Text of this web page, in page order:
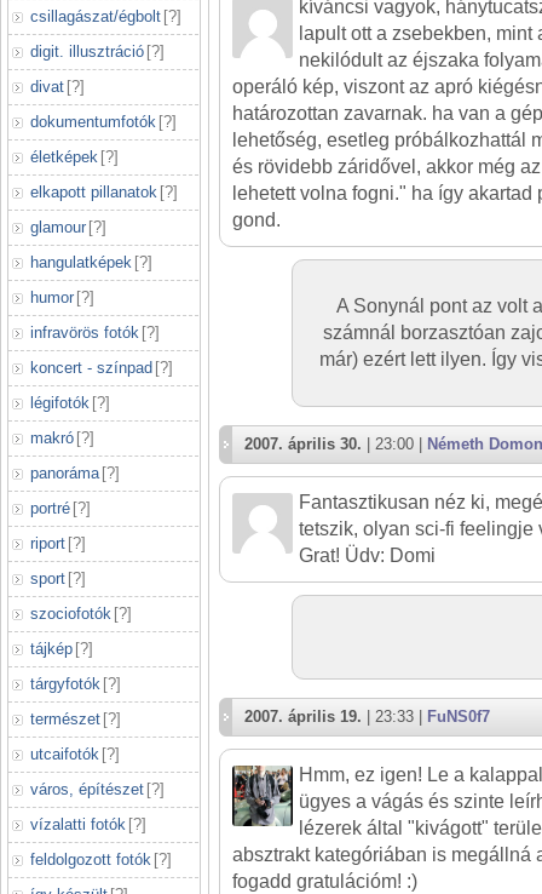
csillagászat/égbolt [?]
digit. illusztráció [?]
divat [?]
dokumentumfotók [?]
életképek [?]
elkapott pillanatok [?]
glamour [?]
hangulatképek [?]
humor [?]
infravörös fotók [?]
koncert - színpad [?]
légifotók [?]
makró [?]
panoráma [?]
portré [?]
riport [?]
sport [?]
szociofotók [?]
tájkép [?]
tárgyfotók [?]
természet [?]
utcaifotók [?]
város, építészet [?]
vízalatti fotók [?]
feldolgozott fotók [?]
kíváncsi vagyok,
lapult ott a zsebekben,
nekilódult az éjszaka
operáló kép, viszont az apró
határozottan zavarnak. ha van a
lehetőség, esetleg próbálkozhattál
és rövidebb záridővel, akkor még
lehetett volna fogni." ha így akartad
gond.
A Sonynál pont az volt
számnál borzasztóan
már) ezért lett ilyen. Így
2007. április 30. | 23:00 | Németh
Fantasztikusan néz ki,
tetszik, olyan sci-fi feelingje
Grat! Üdv: Domi
2007. április 19. | 23:33 | FuNS0f7
Hmm, ez igen! Le a
ügyes a vágás és szinte
lézerek által "kivágott"
absztrakt kategóriában is megállná
fogadd gratulációm! :)